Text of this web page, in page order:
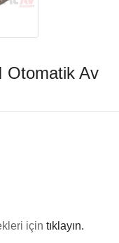
Otomatik Av
için tıklayın.